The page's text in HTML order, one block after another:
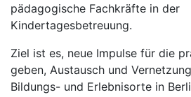
pädagogische Fachkräfte in der
Kindertagesbetreuung.
Ziel ist es, neue Impulse für die
geben, Austausch und
Bildungs- und Erlebnisorte in